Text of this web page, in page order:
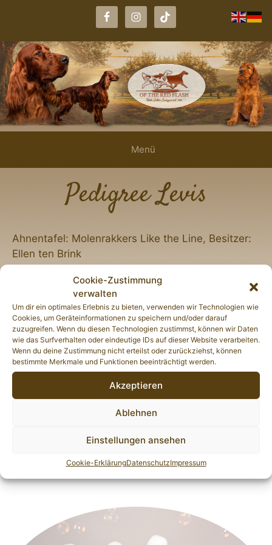
Cookie-Zustimmung
verwalten
Um dir ein optimales Erlebnis zu bieten, verwenden wir Technologien wie
Cookies, um Geräteinformationen zu speichern und/oder darauf
zuzugreifen. Wenn du diesen Technologien zustimmst, können wir Daten
wie das Surfverhalten oder eindeutige IDs auf dieser Website verarbeiten.
Wenn du deine Zustimmung nicht erteilst oder zurückziehst, können
bestimmte Merkmale und Funktionen beeinträchtigt werden.
Akzeptieren
Ablehnen
Einstellungen ansehen
Cookie-ErklärungDatenschutzImpressum
Menü
Pedigree Levis
Ahnentafel: Molenrakkers Like the Line, Besitzer:
Ellen ten Brink
Eireannmada Now
or Never
Eireannmada
Neverending Story
Avon Farm Lost in
Eireannmada
Queen of Rock
Eireannmada Rachel
Alexandra
Setterlands
Tamburello At
Pendorec
Shelomith Verry
Applegrove I am
The Dragon’s AID
Setterlands
Pendoric
Applegrove Look
Fairhaven
Hellacopters
Molenkrakkers
Beautyful Bibi